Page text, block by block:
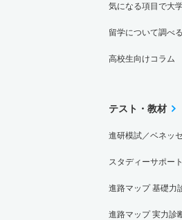
気になる項目で大
留学について調べる
高校生向けコラム
テスト・教材
進研模試／ベネッ
スタディーサポート
進路マップ 基礎力
進路マップ 実力診